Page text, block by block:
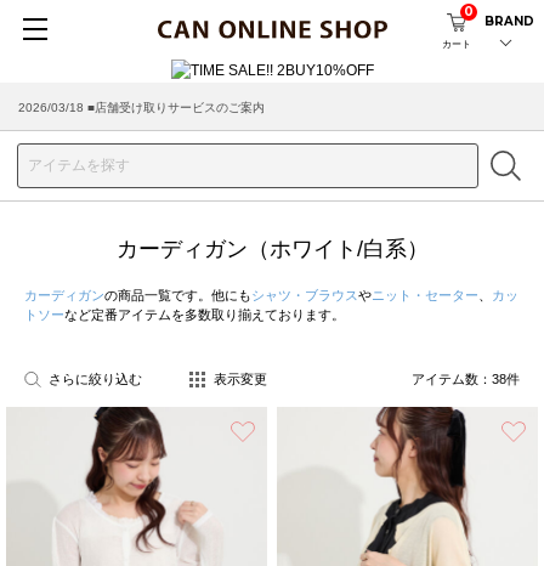
カート
0
BRAND
2026/08/04 ■8/13(木)AM2:00～サイトメンテナンス実施のお知らせ
カーディガン（ホワイト/白系）
カーディガンの商品一覧です。他にもシャツ・ブラウスやニット・セーター
カッ
トソーなど定番アイテムを多数取り揃えております。
さらに絞り込む 表示変更 アイテム数： 38件